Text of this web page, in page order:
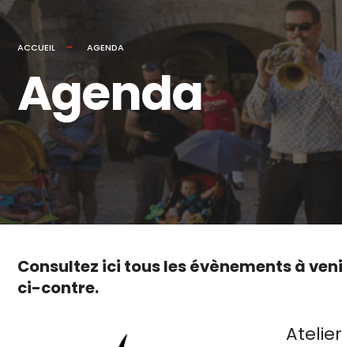
ACCUEIL AGENDA
Agenda
Consultez ici tous les évènements à
ci-contre.